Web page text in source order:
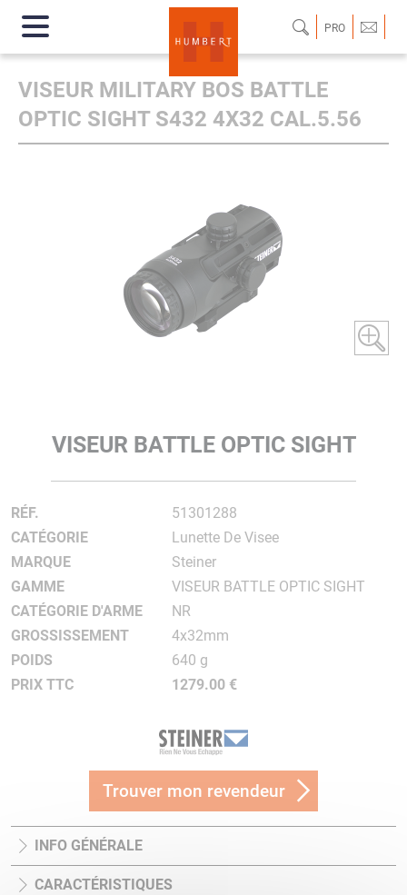
PRO
VISEUR MILITARY BOS BATTLE
OPTIC SIGHT S432 4X32 CAL.5.56
VISEUR BATTLE OPTIC SIGHT
RÉF.
51301288
CATÉGORIE
Lunette De Visee
MARQUE
Steiner
GAMME
VISEUR BATTLE OPTIC SIGHT
CATÉGORIE D'ARME
NR
GROSSISSEMENT
4x32mm
POIDS
640 g
PRIX TTC
1279.00 €
Trouver mon revendeur
INFO GÉNÉRALE
CARACTÉRISTIQUES